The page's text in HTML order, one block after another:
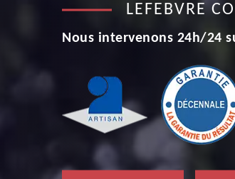
LEFEBVRE
Nous intervenons 24h/24